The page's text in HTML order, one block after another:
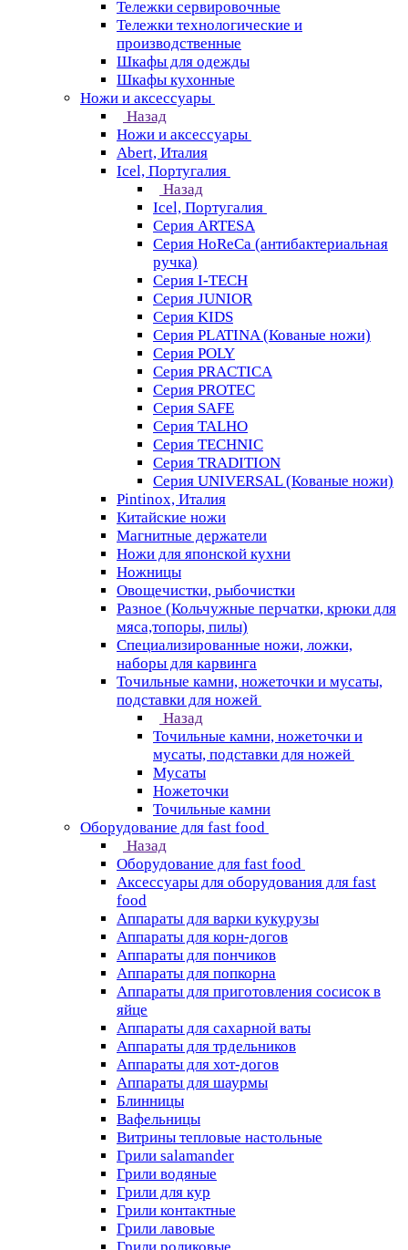
Тележки сервировочные
Тележки технологические и
производственные
Шкафы для одежды
Шкафы кухонные
Ножи и аксессуары
Назад
Ножи и аксессуары
Abert, Италия
Icel, Португалия
Назад
Icel, Португалия
Серия ARTESA
Серия HoReCa (антибактериальная
ручка)
Серия I-TECH
Серия JUNIOR
Серия KIDS
Серия PLATINA (Кованые ножи)
Серия POLY
Серия PRACTICA
Серия PROTEC
Серия SAFE
Серия TALHO
Серия TECHNIC
Серия TRADITION
Серия UNIVERSAL (Кованые ножи)
Pintinox, Италия
Китайские ножи
Магнитные держатели
Ножи для японской кухни
Ножницы
Овощечистки, рыбочистки
Разное (Кольчужные перчатки, крюки для
мяса,топоры, пилы)
Специализированные ножи, ложки,
наборы для карвинга
Точильные камни, ножеточки и мусаты,
подставки для ножей
Назад
Точильные камни, ножеточки и
мусаты, подставки для ножей
Мусаты
Ножеточки
Точильные камни
Оборудование для fast food
Назад
Оборудование для fast food
Аксессуары для оборудования для fast
food
Аппараты для варки кукурузы
Аппараты для корн-догов
Аппараты для пончиков
Аппараты для попкорна
Аппараты для приготовления сосисок в
яйце
Аппараты для сахарной ваты
Аппараты для трдельников
Аппараты для хот-догов
Аппараты для шаурмы
Блинницы
Вафельницы
Витрины тепловые настольные
Грили salamander
Грили водяные
Грили для кур
Грили контактные
Грили лавовые